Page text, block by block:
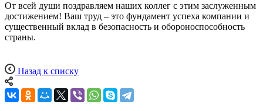
От всей души поздравляем наших коллег с этим заслуженным
достижением! Ваш труд – это фундамент успеха компании и
существенный вклад в безопасность и обороноспособность
страны.
Назад к списку